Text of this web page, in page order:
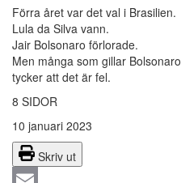
Förra året var det val i Brasilien.
Lula da Silva vann.
Jair Bolsonaro förlorade.
Men många som gillar Bolsonaro
tycker att det är fel.
8 SIDOR
10 januari 2023
Skriv ut